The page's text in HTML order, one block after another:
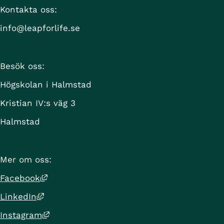
Kontakta oss:
info@leapforlife.se
Besök oss:
Högskolan i Halmstad
Kristian IV:s väg 3
Halmstad
Mer om oss:
Facebook
Länk till annan webbplats, öppnas i nytt
LinkedIn
Länk till annan webbplats, öppnas i nytt
Instagram
Länk till annan webbplats, öppnas i nytt